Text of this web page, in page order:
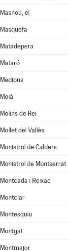
Masnou, el
Masquefa
Matadepera
Mataró
Mediona
Moià
Molins de Rei
Mollet del Vallès
Monistrol de Calders
Monistrol de Montserrat
Montcada i Reixac
Montclar
Montesquiu
Montgat
Montmajor